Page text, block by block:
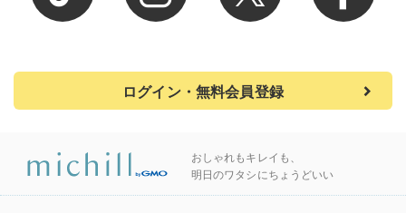
ログイン・無料会員登録
おしゃれもキレイも、
明日のワタシにちょうどいい